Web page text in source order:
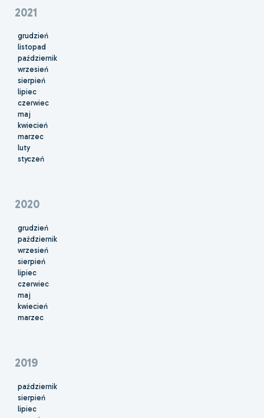
2021
grudzień
listopad
październik
wrzesień
sierpień
lipiec
czerwiec
maj
kwiecień
marzec
luty
styczeń
2020
grudzień
październik
wrzesień
sierpień
lipiec
czerwiec
maj
kwiecień
marzec
2019
październik
sierpień
lipiec